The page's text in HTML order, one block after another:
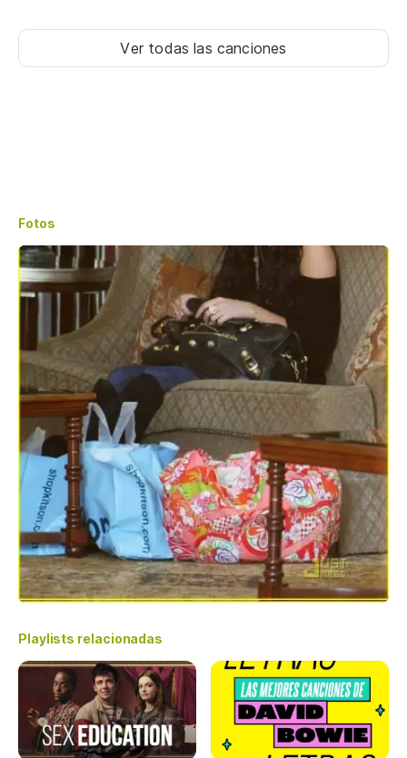
Ver todas las canciones
Fotos
Playlists relacionadas